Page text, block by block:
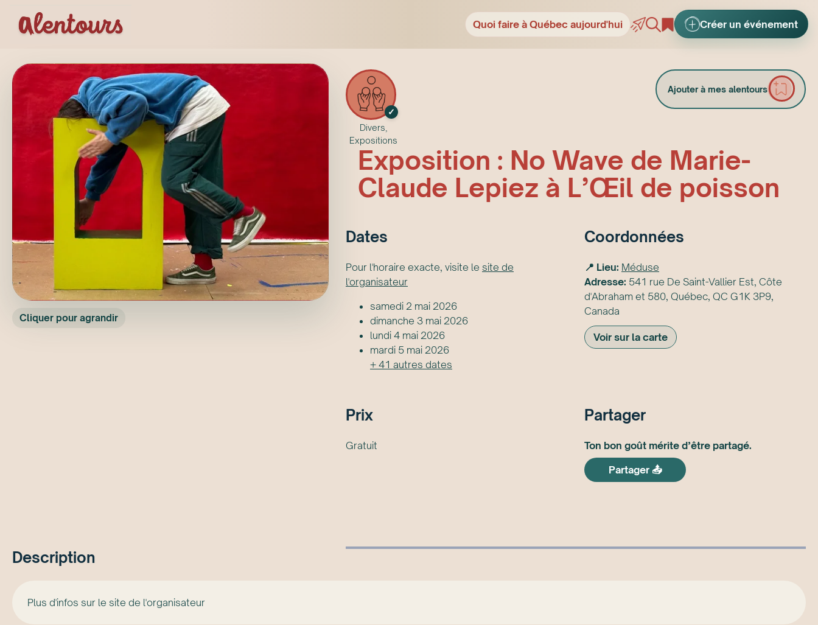
Quoi faire à Québec aujourd'hui Créer un événement
Cliquer pour agrandir
✓
Divers,
Expositions
Ajouter à mes alentours
Exposition : No Wave de Marie-
Claude Lepiez à L’Œil de poisson
Dates
Pour l'horaire exacte, visite le site de
l'organisateur
samedi 2 mai 2026
dimanche 3 mai 2026
lundi 4 mai 2026
mardi 5 mai 2026
+ 41 autres dates
Coordonnées
📍 Lieu: Méduse
Adresse: 541 rue De Saint-Vallier Est, Côte
d'Abraham et 580, Québec, QC G1K 3P9,
Canada
Voir sur la carte
Prix
Gratuit
Partager
Ton bon goût mérite d’être partagé.
Partager 📤
Description
Plus d'infos sur le site de l'organisateur